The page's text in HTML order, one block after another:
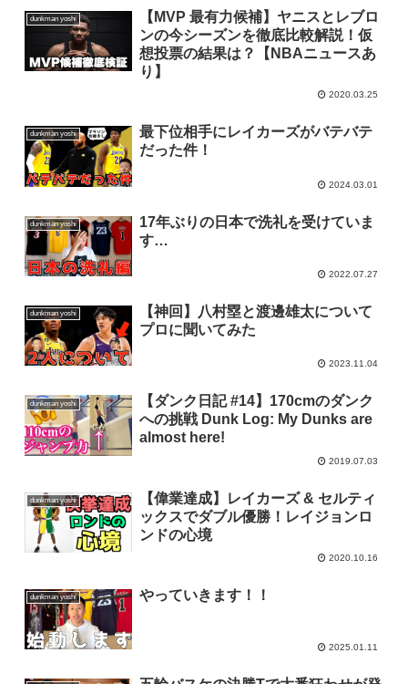
dunkman yoshi
【MVP 最有力候補】ヤニスとレブロ
ンの今シーズンを徹底比較解説！仮
想投票の結果は？【NBAニュースあ
り】
2020.03.25
dunkman yoshi
最下位相手にレイカーズがバテバテ
だった件！
2024.03.01
dunkman yoshi
17年ぶりの日本で洗礼を受けていま
す…
2022.07.27
dunkman yoshi
【神回】八村塁と渡邊雄太について
プロに聞いてみた
2023.11.04
dunkman yoshi
【ダンク日記 #14】170cmのダンク
への挑戦 Dunk Log: My Dunks are
almost here!
2019.07.03
dunkman yoshi
【偉業達成】レイカーズ & セルティ
ックスでダブル優勝！レイジョンロ
ンドの心境
2020.10.16
dunkman yoshi やっていきます！！
2025.01.11